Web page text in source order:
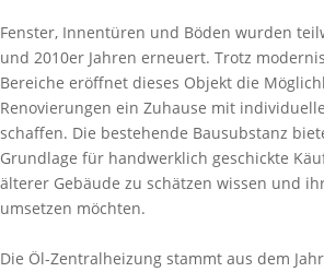
Fenster, Innentüren und Böden wurden
und 2010er Jahren erneuert. Trotz
Bereiche eröffnet dieses Objekt die
Renovierungen ein Zuhause mit
schaffen. Die bestehende Bausubstanz
Grundlage für handwerklich geschickte
älterer Gebäude zu schätzen wissen und
umsetzen möchten.
Die Öl-Zentralheizung stammt aus dem